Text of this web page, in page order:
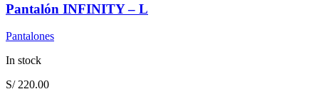
Pantalón INFINITY – L
Pantalones
In stock
S/220.00